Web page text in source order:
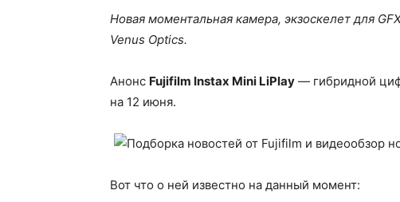
Новая моментальная камера, экзоскелет для
Venus Optics.
Анонс Fujifilm Instax Mini LiPlay — гибридной
на 12 июня.
Вот что о ней известно на данный момент: